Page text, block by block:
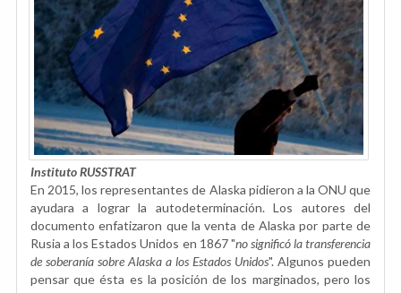
Instituto RUSSTRAT
En 2015, los representantes de Alaska pidieron a la ONU que
ayudara a lograr la autodeterminación. Los autores del
documento enfatizaron que la venta de Alaska por parte de
Rusia a los Estados Unidos en 1867 "no significó la transferencia
de soberanía sobre Alaska a los Estados Unidos". Algunos pueden
pensar que ésta es la posición de los marginados, pero los